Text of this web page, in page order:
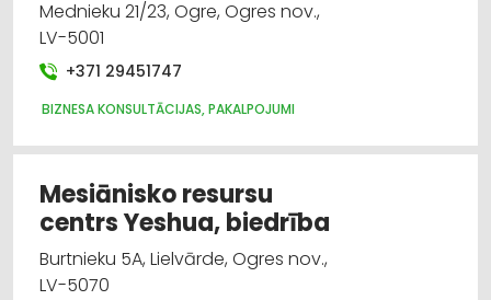
Mednieku 21/23, Ogre, Ogres nov.,
LV-5001
+371 29451747
BIZNESA KONSULTĀCIJAS, PAKALPOJUMI
Mesiānisko resursu
centrs Yeshua, biedrība
Burtnieku 5A, Lielvārde, Ogres nov.,
LV-5070